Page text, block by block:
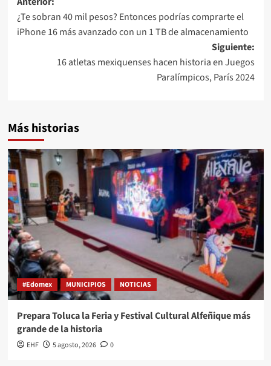
¿Te sobran 40 mil pesos? Entonces podrías comprarte el
iPhone 16 más avanzado con un 1 TB de almacenamiento
Siguiente:
16 atletas mexiquenses hacen historia en Juegos
Paralímpicos, París 2024
Más historias
#Edomex MUNICIPIOS NOTICIAS
Prepara Toluca la Feria y Festival Cultural Alfeñique más
grande de la historia
EHF 5 agosto, 2026 0